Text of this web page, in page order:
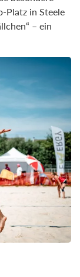
Platz in Steele
– ein